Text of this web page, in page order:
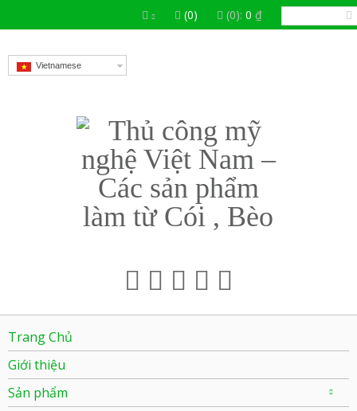
(0) (0): 0 ₫
Vietnamese
Trang Chủ
Giới thiệu
Sản phẩm